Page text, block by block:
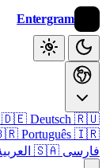
Entergram
🇩🇪 Deutsch
🇧🇷 Português
🇸🇦 العربية